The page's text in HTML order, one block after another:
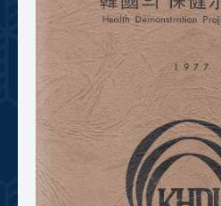
성과 50선 숫자로 보는 50년 50
세계와 함께 한 KIHASA
VR 역사관